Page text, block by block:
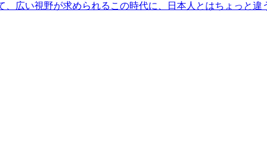
広い視野が求められるこの時代に、日本人とはちょっと違